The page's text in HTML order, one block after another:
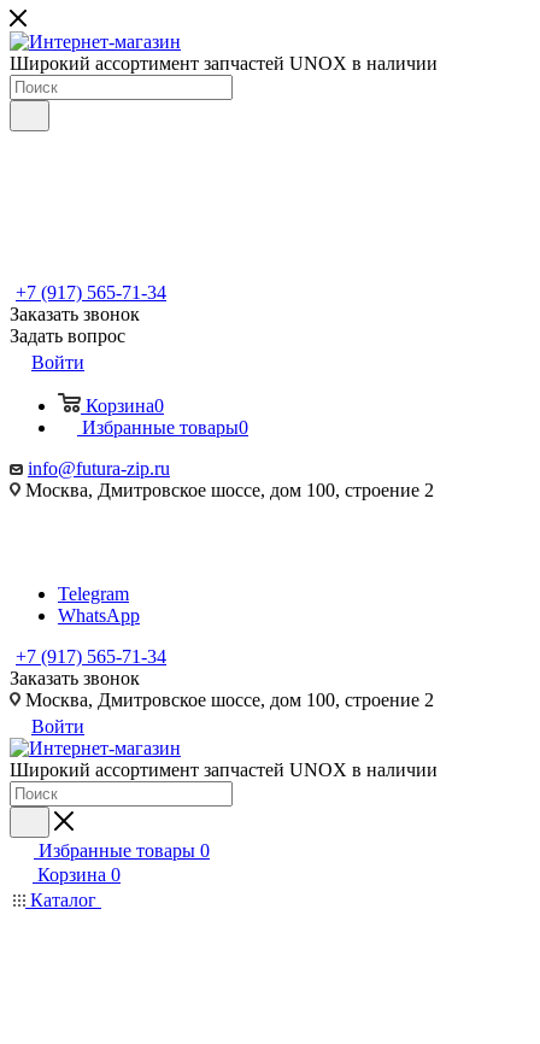
Широкий ассортимент запчастей UNOX в наличии
+7 (917) 565-71-34
Заказать звонок
Задать вопрос
Войти
Корзина0
Избранные товары0
info@futura-zip.ru
Москва, Дмитровское шоссе, дом 100, строение 2
Telegram
WhatsApp
+7 (917) 565-71-34
Заказать звонок
Москва, Дмитровское шоссе, дом 100, строение 2
Войти
Широкий ассортимент запчастей UNOX в наличии
Избранные товары 0
Корзина 0
Каталог